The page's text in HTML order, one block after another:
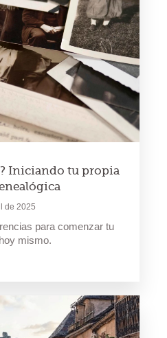
Iniciando tu propia
de 2025
para comenzar tu
mismo.